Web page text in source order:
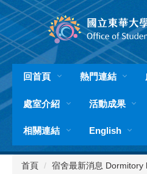
跳
到
主
要
內
容
區
回首頁 熱門連結
處室介紹 活動成果
相關連結 English
首頁 宿舍最新消息 Dormitory